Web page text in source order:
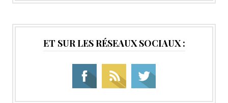
ET SUR LES RÉSEAUX SOCIAUX :